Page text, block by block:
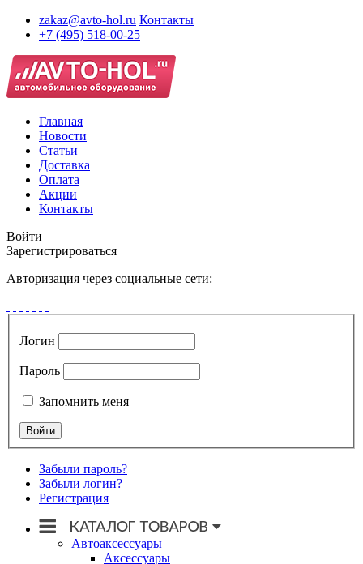
zakaz@avto-hol.ru Контакты
+7 (495) 518-00-25
Главная
Новости
Статьи
Доставка
Оплата
Акции
Контакты
Войти
Зарегистрироваться
Авторизация через социальные сети:
Логин
Пароль
Запомнить меня
Забыли пароль?
Забыли логин?
Регистрация
Автоаксессуары
Аксессуары